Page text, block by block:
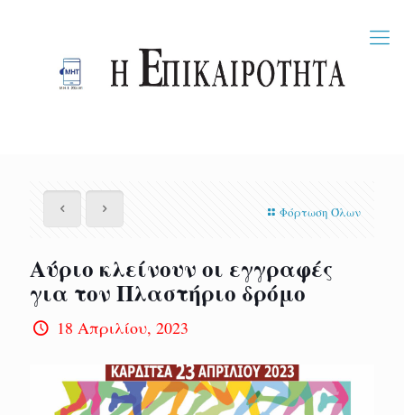
Φόρτωση Όλων
Αύριο κλείνουν οι εγγραφές
για τον Πλαστήριο δρόμο
18 Απριλίου, 2023